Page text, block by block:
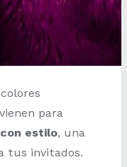
para
estilo, una
tus invitados.